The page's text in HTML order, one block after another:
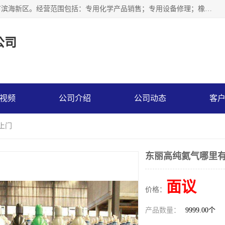
天津永腾气体销售有限公司成立于2020年，注册地位于天津市滨海新区。经营范围包括：专用化学产品销售；专用设备修理；橡胶制品销售；气体压缩机械销售；特种设备销售；仪器仪表销售；机械设备租赁；五金产品批发；食品添加剂销售等，主要供应：氧气、乙炔、氮气、氩气、氢气、氦气、液氨、液氮、一氧化碳、二氧化碳等，各种工业气体，高纯气体，食品级气体。
司
频 公司介绍 公司动态 客
门
东丽高纯氦气哪里
价格： 面议
产品数量： 9999.00个